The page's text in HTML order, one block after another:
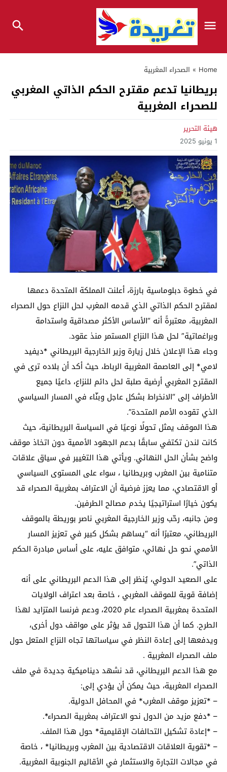
Home
» الصحراء المغربية
بريطانيا تدعم مقترح الحكم الذاتي المغربي
للصحراء المغربية
هيئة التحرير
1 يونيو 2025
في خطوة دبلوماسية بارزة، أعلنت المملكة المتحدة دعمها
لمقترح الحكم الذاتي الذي قدمه المغرب لحل النزاع حول الصحراء
المغربية، معتبرةً أنه “الأساس الأكثر مصداقية واستدامة
وبراغماتية” لحل هذا النزاع المستمر منذ عقود.
وجاء هذا الإعلان خلال زيارة وزير الخارجية البريطاني *ديفيد
لامي* إلى العاصمة المغربية الرباط، حيث أكد أن بلاده ترى في
المقترح المغربي أرضية صلبة لحل دائم للنزاع، داعيًا جميع
الأطراف إلى “الانخراط بشكل عاجل وبنّاء في المسار السياسي
الذي تقوده الأمم المتحدة”.
هذا الموقف يمثل تحولًا نوعيًا في السياسة البريطانية، حيث
كانت لندن تكتفي سابقًا بدعم الجهود الأممية دون اتخاذ موقف
واضح بشأن الحل النهائي. ويأتي هذا التغيير في سياق علاقات
متنامية بين المغرب وبريطانيا ، سواء على المستوى السياسي
أو الاقتصادي، مما يعزز فرضية أن الاعتراف بمغربية الصحراء قد
يكون خيارًا استراتيجيًا يخدم مصالح الطرفين.
ومن جانبه، رحّب وزير الخارجية المغربي ناصر بوريطة بالموقف
البريطاني، معتبرًا أنه “يساهم بشكل كبير في تعزيز المسار
الأممي نحو حل نهائي، متوافق عليه، على أساس مبادرة الحكم
الذاتي”.
على الصعيد الدولي، يُنظر إلى هذا الدعم البريطاني على أنه
إضافة قوية للموقف المغربي ، خاصة بعد اعتراف الولايات
المتحدة بمغربية الصحراء عام 2020، ودعم فرنسا المتزايد لهذا
الطرح. كما أن هذا التحول قد يؤثر على مواقف دول أخرى،
ويدفعها إلى إعادة النظر في سياساتها تجاه النزاع المتعل حول
ملف الصحراء المغربية .
مع هذا الدعم البريطاني، قد نشهد ديناميكية جديدة في ملف
الصحراء المغربية، حيث يمكن أن يؤدي إلى:
– *تعزيز موقف المغرب* في المحافل الدولية.
– *دفع مزيد من الدول نحو الاعتراف بمغربية الصحراء*.
– *إعادة تشكيل التحالفات الإقليمية* حول هذا الملف.
– *تقوية العلاقات الاقتصادية بين المغرب وبريطانيا* ، خاصة
في مجالات التجارة والاستثمار في الأقاليم الجنوبية المغربية.